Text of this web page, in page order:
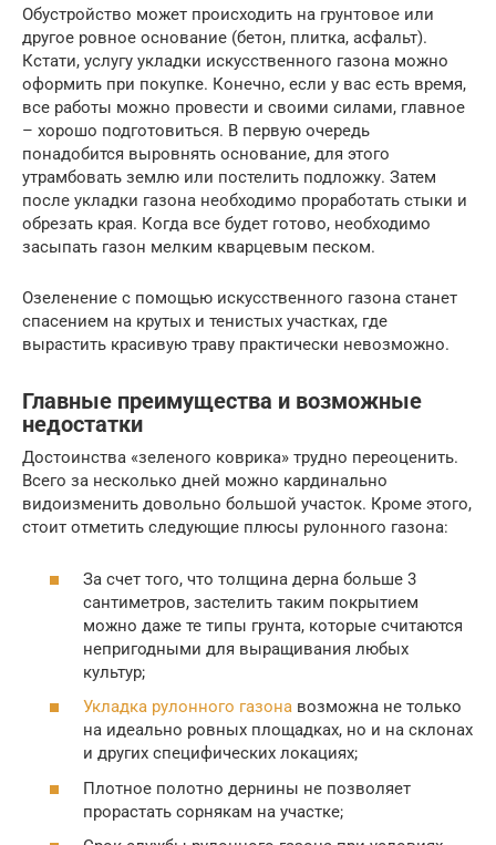
Обустройство может происходить на грунтовое или
другое ровное основание (бетон, плитка, асфальт).
Кстати, услугу укладки искусственного газона можно
оформить при покупке. Конечно, если у вас есть время,
все работы можно провести и своими силами, главное
– хорошо подготовиться. В первую очередь
понадобится выровнять основание, для этого
утрамбовать землю или постелить подложку. Затем
после укладки газона необходимо проработать стыки и
обрезать края. Когда все будет готово, необходимо
засыпать газон мелким кварцевым песком.
Озеленение с помощью искусственного газона станет
спасением на крутых и тенистых участках, где
вырастить красивую траву практически невозможно.
Главные преимущества и возможные
недостатки
Достоинства «зеленого коврика» трудно переоценить.
Всего за несколько дней можно кардинально
видоизменить довольно большой участок. Кроме этого,
стоит отметить следующие плюсы рулонного газона:
За счет того, что толщина дерна больше 3
сантиметров, застелить таким покрытием
можно даже те типы грунта, которые считаются
непригодными для выращивания любых
культур;
Укладка рулонного газона возможна не только
на идеально ровных площадках, но и на склонах
и других специфических локациях;
Плотное полотно дернины не позволяет
прорастать сорнякам на участке;